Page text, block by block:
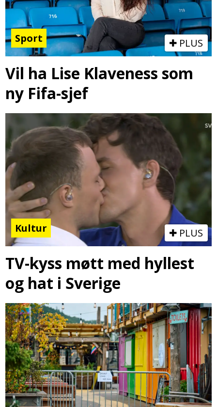
Sport PLUS
Vil ha Lise Klaveness som
ny Fifa-sjef
Kultur PLUS
TV-kyss møtt med hyllest
og hat i Sverige